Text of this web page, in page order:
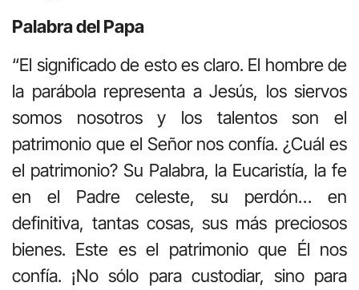
Palabra del Papa
“El significado de esto es claro. El hombre de
la parábola representa a Jesús, los siervos
somos nosotros y los talentos son el
patrimonio que el Señor nos confía. ¿Cuál es
el patrimonio? Su Palabra, la Eucaristía, la fe
en el Padre celeste, su perdón… en
definitiva, tantas cosas, sus más preciosos
bienes. Este es el patrimonio que Él nos
confía. ¡No sólo para custodiar, sino para